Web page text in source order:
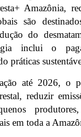
Amazônia,
são
do
inclui o
práticas
até 2026, o
reduzir
em toda a